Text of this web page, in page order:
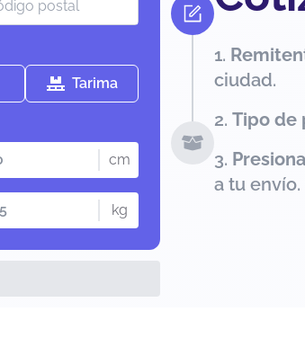
Tarima
cm
kg
ciudad.
Tipo de
a tu envío.